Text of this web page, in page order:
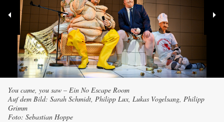
You came, you saw – Ein No Escape Room
Auf dem Bild: Sarah Schmidt, Philipp Lux, Lukas Vogelsang, Philipp
Grimm
Foto: Sebastian Hoppe